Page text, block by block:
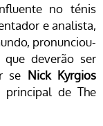
no ténis
e analista,
pronunciou-
deverão ser
se Nick Kyrgios
principal de The